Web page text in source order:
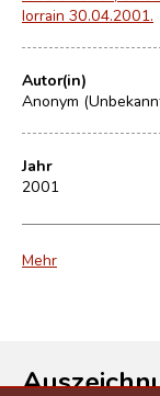
lorrain 30.04.2001.
Autor(in)
Anonym
Jahr
2001
Mehr